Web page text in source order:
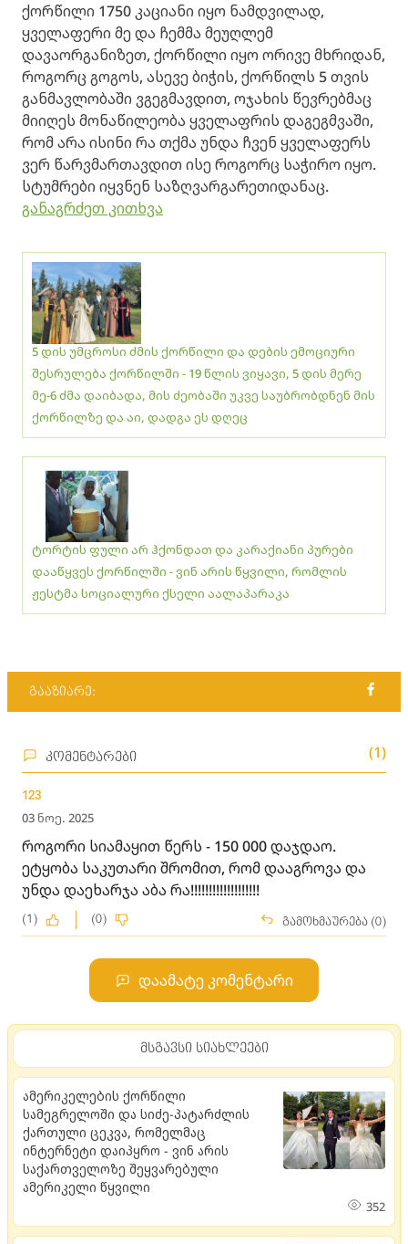
ქორწილი 1750 კაციანი იყო ნამდვილად,
ყველაფერი მე და ჩემმა მეუღლემ
დავაორგანიზეთ, ქორწილი იყო ორივე მხრიდან,
როგორც გოგოს, ასევე ბიჭის, ქორწილს 5 თვის
განმავლობაში ვგეგმავდით, ოჯახის წევრებმაც
მიიღეს მონაწილეობა ყველაფრის დაგეგმვაში,
რომ არა ისინი რა თქმა უნდა ჩვენ ყველაფერს
ვერ წარვმართავდით ისე როგორც საჭირო იყო.
სტუმრები იყვნენ საზღვარგარეთიდანაც.
განაგრძეთ კითხვა
5 დის უმცროსი ძმის ქორწილი და დების ემოციური
შესრულება ქორწილში - 19 წლის ვიყავი, 5 დის მერე
მე-6 ძმა დაიბადა, მის ძეობაში უკვე საუბრობდნენ მის
ქორწილზე და აი, დადგა ეს დღეც
ტორტის ფული არ ჰქონდათ და კარაქიანი პურები
დააწყვეს ქორწილში - ვინ არის წყვილი, რომლის
ჟესტმა სოციალური ქსელი აალაპარაკა
გააზიარე:
კომენტარები (1)
123
03 ნოე. 2025
როგორი სიამაყით წერს - 150 000 დაჯდაო.
ეტყობა საკუთარი შრომით, რომ დააგროვა და
უნდა დაეხარჯა აბა რა!!!!!!!!!!!!!!!!!!!
(1) (0) გამოხმაურება (0)
დაამატე კომენტარი
მსგავსი სიახლეები
ამერიკელების ქორწილი
სამეგრელოში და სიძე-პატარძლის
ქართული ცეკვა, რომელმაც
ინტერნეტი დაიპყრო - ვინ არის
საქართველოზე შეყვარებული
ამერიკელი წყვილი
352